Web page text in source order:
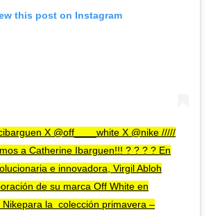
this post on Instagram
X @off____white X @nike /////
a Catherine Ibarguen!!! ? ? ? ? En
e innovadora, Virgil Abloh
de su marca Off White en
Nikepara la colección primavera –